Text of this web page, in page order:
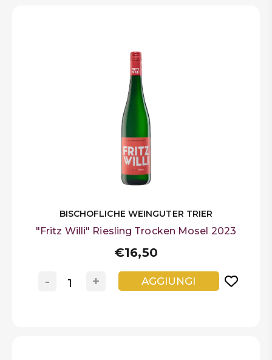
BISCHOFLICHE WEINGUTER TRIER
"Fritz Willi" Riesling Trocken Mosel 2023
€16,50
+
- AGGIUNGI